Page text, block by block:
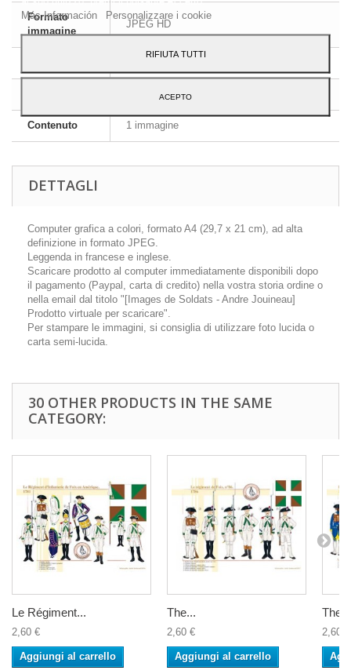
Formato
immagine
JPEG HD
Inglese e francese
Contenuto 1 immagine
DETTAGLI
Computer grafica a colori, formato A4 (29,7 x 21 cm), ad alta
definizione in formato JPEG.
Leggenda in francese e inglese.
Scaricare prodotto al computer immediatamente disponibili dopo
il pagamento (Paypal, carta di credito) nella vostra storia ordine o
nella email dal titolo "[Images de Soldats - Andre Jouineau]
Prodotto virtuale per scaricare".
Per stampare le immagini, si consiglia di utilizzare foto lucida o
carta semi-lucida.
30 OTHER PRODUCTS IN THE SAME
CATEGORY:
Le Régiment...
2,60 €
Aggiungi al carrello
The...
2,60 €
Aggiungi al carrello
The...
2,60 €
Más Información
Personalizzare i cookie
RIFIUTA TUTTI
ACEPTO